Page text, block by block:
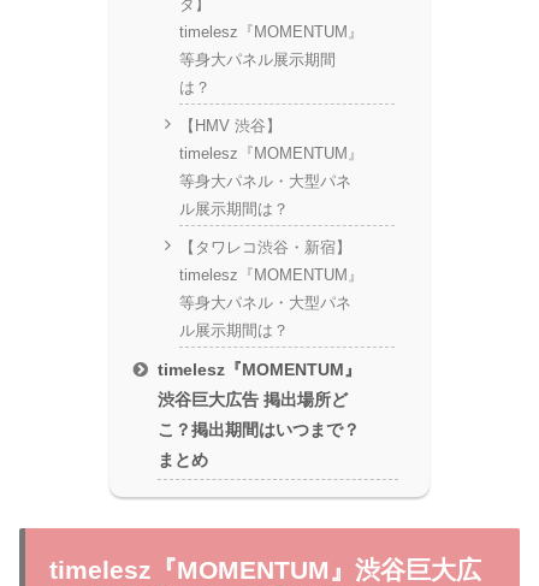
タ】
timelesz『MOMENTUM』
等身大パネル展示期間
は？
【HMV 渋谷】
timelesz『MOMENTUM』
等身大パネル・大型パネ
ル展示期間は？
【タワレコ渋谷・新宿】
timelesz『MOMENTUM』
等身大パネル・大型パネ
ル展示期間は？
timelesz『MOMENTUM』
渋谷巨大広告 掲出場所ど
こ？掲出期間はいつまで？
まとめ
timelesz『MOMENTUM』渋谷巨大広